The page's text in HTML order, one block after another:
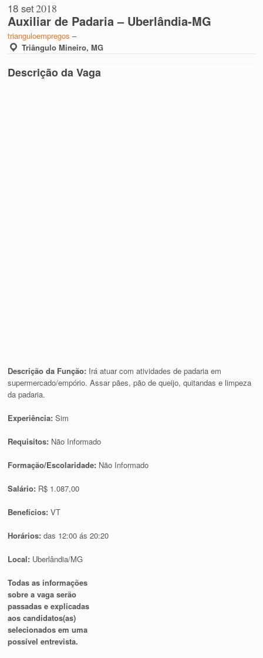
18 set2018
Auxiliar de Padaria – Uberlândia-MG
trianguloempregos –
Triângulo Mineiro, MG
Descrição da Vaga
Descrição da Função: Irá atuar com atividades de padaria em
supermercado/empório. Assar pães, pão de queijo, quitandas e limpeza
da padaria.
Experiência:Sim
Requisitos: Não Informado
Formação/Escolaridade: Não Informado
Salário: R$ 1.087,00
Benefícios:VT
Horários:das 12:00 ás 20:20
Local: Uberlândia/MG
Todas as informações
sobre a vaga serão
passadas e explicadas
aos candidatos(as)
selecionados em uma
possível entrevista.